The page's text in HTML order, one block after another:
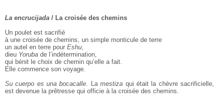
La encrucijada / La croisée des chemins
Un poulet est sacrifié
à une croisée de chemins, un simple monticule de terre
un autel en terre pour Eshu
dieu Yoruba de l’indétermination,
qui bénit le choix de chemin qu’elle a fait.
Elle commence son voyage.
Su cuerpo es una bocacalle . Lamestiza qui était la chèvre sacrificielle,
est devenue la prêtresse qui officie à la croisée des chemins.